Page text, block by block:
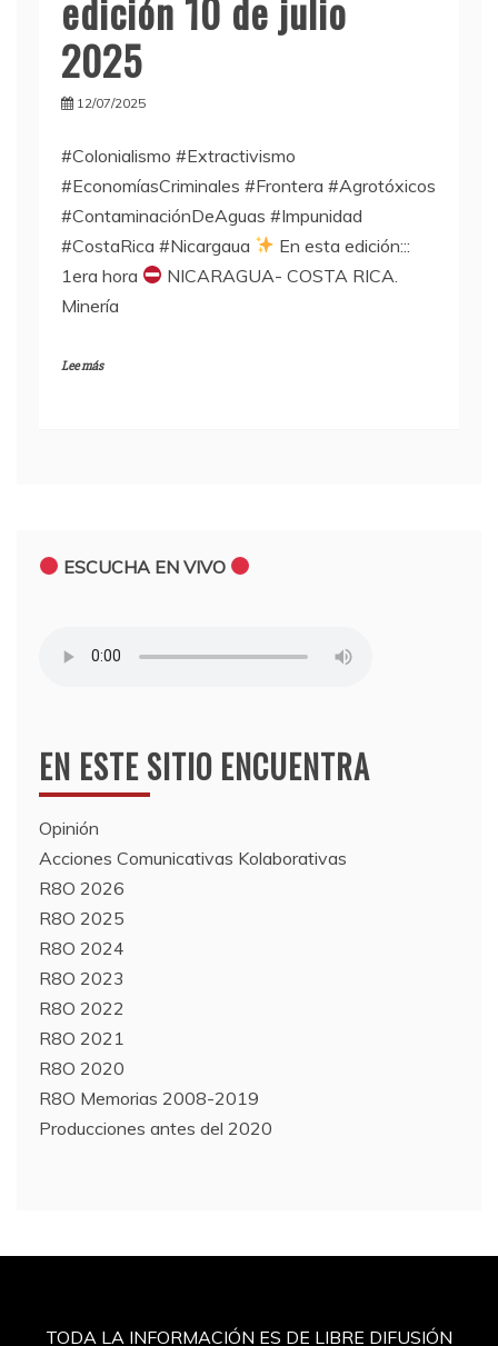
2025
12/07/2025
#Colonialismo #Extractivismo
#EconomíasCriminales #Frontera #Agrotóxicos
#ContaminaciónDeAguas #Impunidad
#CostaRica #Nicargaua
En esta edición:::
1era hora
NICARAGUA- COSTA RICA.
Minería
Lee más
ESCUCHA EN VIVO
EN ESTE SITIO ENCUENTRA
Opinión
Acciones Comunicativas Kolaborativas
R8O 2026
R8O 2025
R8O 2024
R8O 2023
R8O 2022
R8O 2021
R8O 2020
R8O Memorias 2008-2019
Producciones antes del 2020
TODA LA INFORMACIÓN ES DE LIBRE DIFUSIÓN